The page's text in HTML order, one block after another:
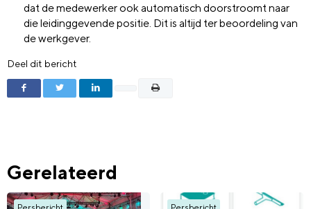
dat de medewerker ook automatisch doorstroomt naar
die leidinggevende positie. Dit is altijd ter beoordeling van
de werkgever.
Deel dit bericht
Gerelateerd